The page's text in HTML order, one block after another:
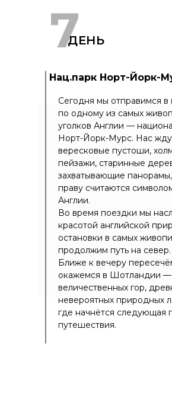
ДЕНЬ
Сегодня мы отправимся в
по одному из самых
уголков Англии —
Норт-Йорк-Мурс. Нас
вересковые пустоши,
пейзажи, старинные
захватывающие
праву считаются
Англии.
Во время поездки мы
красотой английской
остановки в самых
продолжим путь на север.
Ближе к вечеру
окажемся в Шотландии —
величественных гор,
невероятных природных
где начнётся следующая
путешествия.
7
Нац.парк Норт-Йорк-